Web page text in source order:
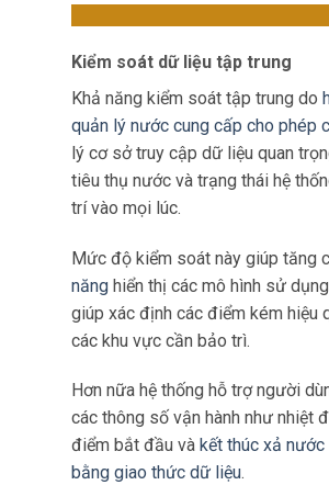
Kiểm soát dữ liệu tập trung
Khả năng kiểm soát tập trung do
quản lý nước cung cấp cho phép
lý cơ sở truy cập dữ liệu quan
tiêu thụ nước và trạng thái hệ
trí vào mọi lúc.
Mức độ kiểm soát này giúp tăng
năng hiển thị các mô hình sử
giúp xác định các điểm kém hiệu
các khu vực cần bảo trì.
Hơn nữa hệ thống hỗ trợ người
các thông số vận hành như nhiệt
điểm bắt đầu và kết thúc xả
bằng giao thức dữ liệu.